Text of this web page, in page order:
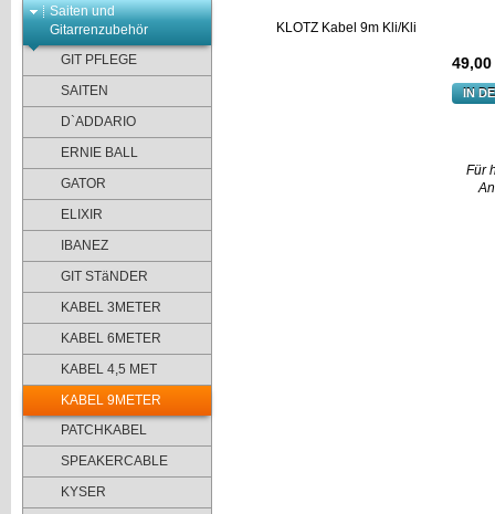
Saiten und
Gitarrenzubehör
GIT PFLEGE
SAITEN
D`ADDARIO
ERNIE BALL
GATOR
ELIXIR
IBANEZ
GIT STäNDER
KABEL 3METER
KABEL 6METER
KABEL 4,5 MET
KABEL 9METER
PATCHKABEL
SPEAKERCABLE
KYSER
IN
Für